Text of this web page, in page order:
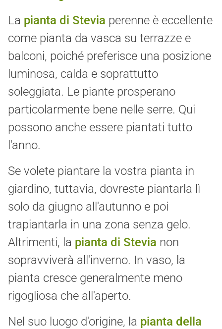
La pianta di Stevia perenne è eccellente
come pianta da vasca su terrazze e
balconi, poiché preferisce una posizione
luminosa, calda e soprattutto
soleggiata. Le piante prosperano
particolarmente bene nelle serre. Qui
possono anche essere piantati tutto
l'anno.
Se volete piantare la vostra pianta in
giardino, tuttavia, dovreste piantarla lì
solo da giugno all'autunno e poi
trapiantarla in una zona senza gelo.
Altrimenti, la pianta di Stevia non
sopravviverà all'inverno. In vaso, la
pianta cresce generalmente meno
rigogliosa che all'aperto.
Nel suo luogo d'origine, la pianta della